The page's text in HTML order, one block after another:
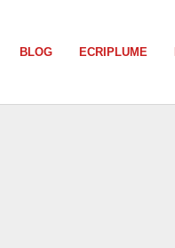
BLOG ECRIPLUME